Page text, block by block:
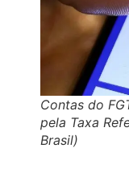
Contas do
pela Taxa
Brasil)